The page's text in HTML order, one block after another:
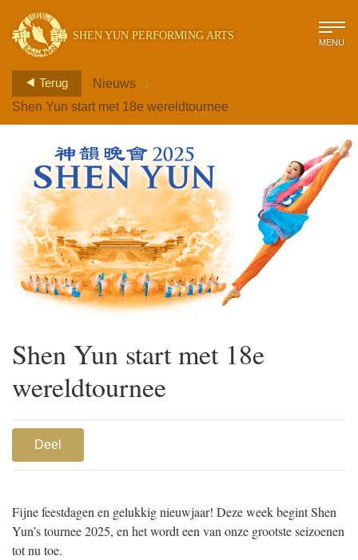
SHEN YUN PERFORMING ARTS MENU
Terug Nieuws >
Shen Yun start met 18e wereldtournee
Shen Yun start met 18e
wereldtournee
Deel
Fijne feestdagen en gelukkig nieuwjaar! Deze week begint Shen
Yun’s tournee 2025, en het wordt een van onze grootste seizoenen
tot nu toe.